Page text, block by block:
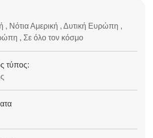
, Νότια Αμερική , Δυτική Ευρώπη ,
, Σε όλο τον κόσμο
τύπος: